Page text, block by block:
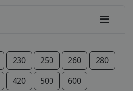
COMPANII
230 250 260
280
420 500
600